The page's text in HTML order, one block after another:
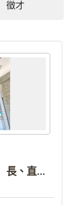
徵才
公告本院許可115年縣（市）長、直轄市議員、縣（市）議員擬參選人開立政治獻金專戶共計4戶。各專戶得收受政治獻金期間為自專戶許可設立日起至115年11月27日止，專戶名冊詳如附件。